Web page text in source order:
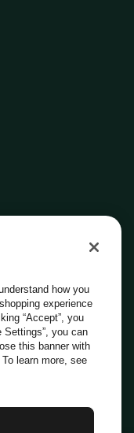
Etico
dpo@everli.com
how you
experience
“Accept”, you
Settings”, you can
this banner with
learn more, see